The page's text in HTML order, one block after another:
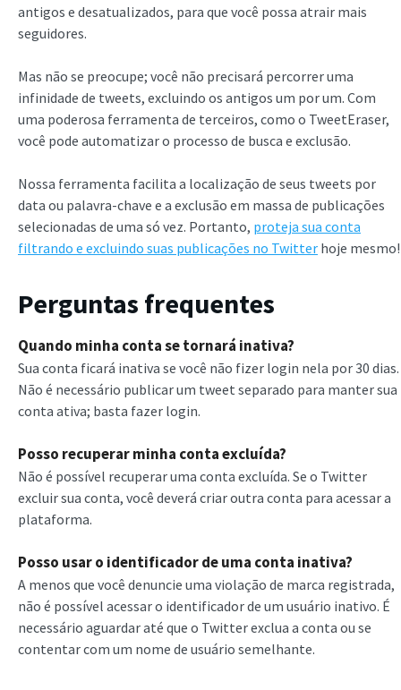
antigos e desatualizados, para que você possa atrair mais
seguidores.
Mas não se preocupe; você não precisará percorrer uma
infinidade de tweets, excluindo os antigos um por um. Com
uma poderosa ferramenta de terceiros, como o TweetEraser,
você pode automatizar o processo de busca e exclusão.
Nossa ferramenta facilita a localização de seus tweets por
data ou palavra-chave e a exclusão em massa de publicações
selecionadas de uma só vez. Portanto, proteja sua conta
filtrando e excluindo suas publicações no Twitter hoje mesmo!
Perguntas frequentes
Quando minha conta se tornará inativa?
Sua conta ficará inativa se você não fizer login nela por 30 dias.
Não é necessário publicar um tweet separado para manter sua
conta ativa; basta fazer login.
Posso recuperar minha conta excluída?
Não é possível recuperar uma conta excluída. Se o Twitter
excluir sua conta, você deverá criar outra conta para acessar a
plataforma.
Posso usar o identificador de uma conta inativa?
A menos que você denuncie uma violação de marca registrada,
não é possível acessar o identificador de um usuário inativo. É
necessário aguardar até que o Twitter exclua a conta ou se
contentar com um nome de usuário semelhante.